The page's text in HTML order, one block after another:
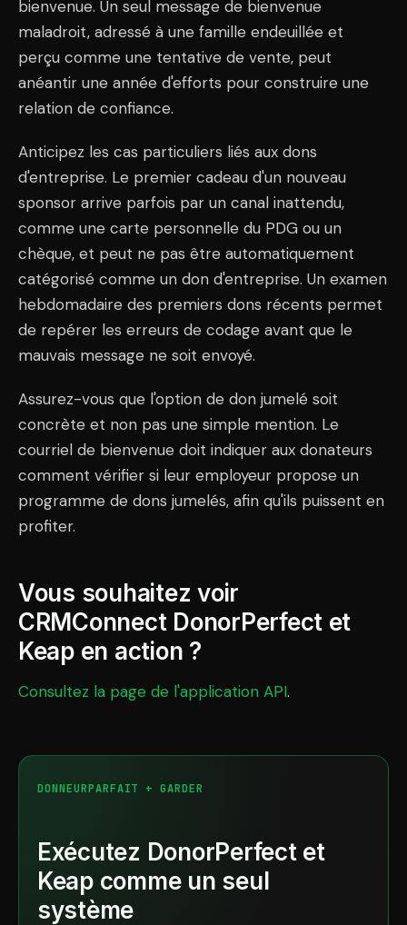
bienvenue. Un seul message de bienvenue
maladroit, adressé à une famille endeuillée et
perçu comme une tentative de vente, peut
anéantir une année d'efforts pour construire une
relation de confiance.
Anticipez les cas particuliers liés aux dons
d'entreprise. Le premier cadeau d'un nouveau
sponsor arrive parfois par un canal inattendu,
comme une carte personnelle du PDG ou un
chèque, et peut ne pas être automatiquement
catégorisé comme un don d'entreprise. Un examen
hebdomadaire des premiers dons récents permet
de repérer les erreurs de codage avant que le
mauvais message ne soit envoyé.
Assurez-vous que l'option de don jumelé soit
concrète et non pas une simple mention. Le
courriel de bienvenue doit indiquer aux donateurs
comment vérifier si leur employeur propose un
programme de dons jumelés, afin qu'ils puissent en
profiter.
Vous souhaitez voir
CRMConnect DonorPerfect et
Keap en action ?
Consultez la page de l'application API.
DONNEURPARFAIT + GARDER
Exécutez DonorPerfect et
Keap comme un seul
système